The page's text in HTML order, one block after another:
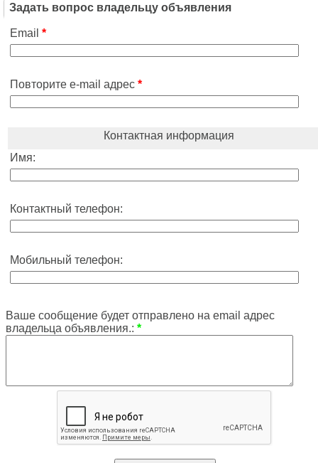
Задать вопрос владельцу объявления
Email *
Повторите e-mail адрес *
Контактная информация
Имя:
Контактный телефон:
Мобильный телефон:
Ваше сообщение будет отправлено на email адрес
владельца объявления.: *